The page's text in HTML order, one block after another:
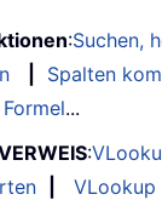
:Suchen,
Spalten
...
:
VLookup